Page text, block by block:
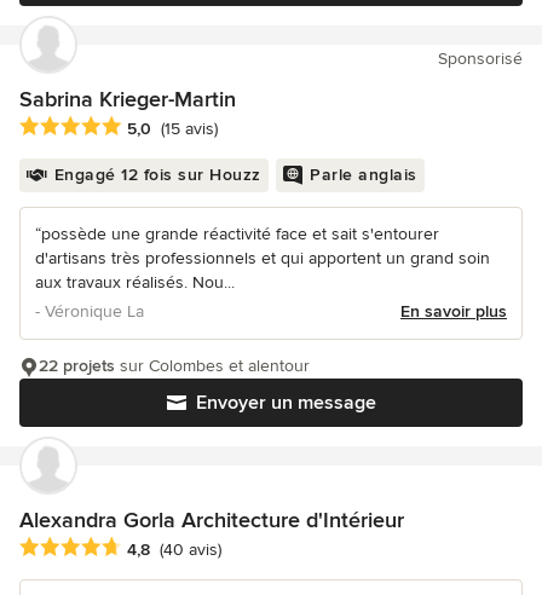
Sponsorisé
Sabrina Krieger-Martin
Note moyenne : 5 étoiles sur 5
5,0 (15 avis)
Engagé 12 fois sur Houzz Parle anglais
“possède une grande réactivité face et sait s'entourer
d'artisans très professionnels et qui apportent un grand soin
aux travaux réalisés. Nou...
- Véronique La
En savoir plus
Envoyer un message
22 projets sur Colombes et alentour
Alexandra Gorla Architecture d'Intérieur
Note moyenne : 4.8 étoiles sur 5
4,8 (40 avis)